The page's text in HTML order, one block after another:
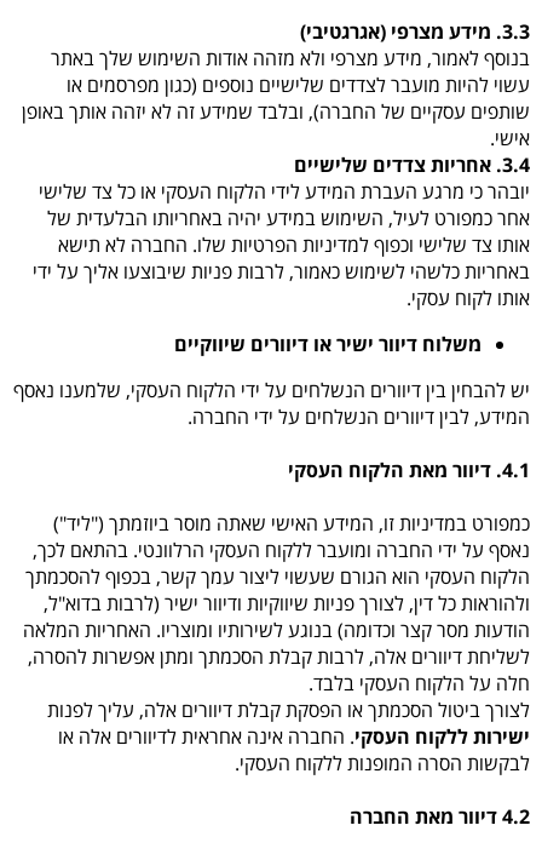
3.3. מידע מצרפי (אגרגטיבי)
בנוסף לאמור, מידע מצרפי ולא מזהה אודות השימוש שלך באתר
עשוי להיות מועבר לצדדים שלישיים נוספים (כגון מפרסמים או
שותפים עסקיים של החברה), ובלבד שמידע זה לא יזהה אותך באופן
אישי.
3.4. אחריות צדדים שלישיים
יובהר כי מרגע העברת המידע לידי הלקוח העסקי או כל צד שלישי
אחר כמפורט לעיל, השימוש במידע יהיה באחריותו הבלעדית של
אותו צד שלישי וכפוף למדיניות הפרטיות שלו. החברה לא תישא
באחריות כלשהי לשימוש כאמור, לרבות פניות שיבוצעו אליך על ידי
אותו לקוח עסקי.
משלוח דיוור ישיר או דיוורים שיווקיים
יש להבחין בין דיוורים הנשלחים על ידי הלקוח העסקי, שלמענו נאסף
המידע, לבין דיוורים הנשלחים על ידי החברה.
4.1. דיוור מאת הלקוח העסקי
כמפורט במדיניות זו, המידע האישי שאתה מוסר ביוזמתך ("ליד")
נאסף על ידי החברה ומועבר ללקוח העסקי הרלוונטי. בהתאם לכך,
הלקוח העסקי הוא הגורם שעשוי ליצור עמך קשר, בכפוף להסכמתך
ולהוראות כל דין, לצורך פניות שיווקיות ודיוור ישיר (לרבות בדוא"ל,
הודעות מסר קצר וכדומה) בנוגע לשירותיו ומוצריו. האחריות המלאה
לשליחת דיוורים אלה, לרבות קבלת הסכמתך ומתן אפשרות להסרה,
חלה על הלקוח העסקי בלבד.
לצורך ביטול הסכמתך או הפסקת קבלת דיוורים אלה, עליך לפנות
ישירות ללקוח העסקי. החברה אינה אחראית לדיוורים אלה או
לבקשות הסרה המופנות ללקוח העסקי.
4.2 דיוור מאת החברה